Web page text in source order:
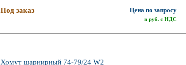
Под заказ
Цена по запросу
в руб. с НДС
Хомут шарнирный 74-79/24 W2